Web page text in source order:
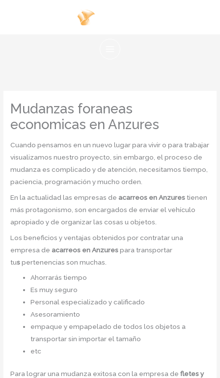
Mudanzas foraneas
economicas en Anzures
Cuando pensamos en un nuevo lugar para vivir o para trabajar
visualizamos nuestro proyecto, sin embargo, el proceso de
mudanza es complicado y de atención, necesitamos tiempo,
paciencia, programación y mucho orden.
En la actualidad las empresas de acarreos en Anzures tienen
más protagonismo, son encargados de enviar el vehículo
apropiado y de organizar las cosas u objetos.
Los beneficios y ventajas obtenidos por contratar una
empresa de acarreos en Anzurespara transportar
tuspertenencias son muchas.
Ahorrarás tiempo
Es muy seguro
Personal especializado y calificado
Asesoramiento
empaque y empapelado de todos los objetos a
transportar sin importar el tamaño
etc
Para lograr una mudanza exitosa con la empresa defletes y